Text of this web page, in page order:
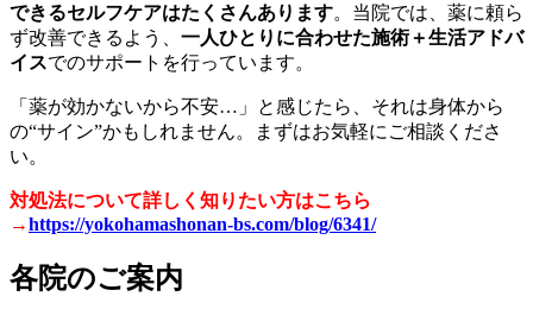
できるセルフケアはたくさんあります。当院では、薬に頼ら
ず改善できるよう、 一人ひとりに合わせた施術＋生活アドバ
イスでのサポートを行っています。
「薬が効かないから不安…」と感じたら、それは身体から
の“サイン”かもしれません。まずはお気軽にご相談くださ
い。
対処法について詳しく知りたい方はこちら
→https://yokohamashonan-bs.com/blog/6341/
各院のご案内